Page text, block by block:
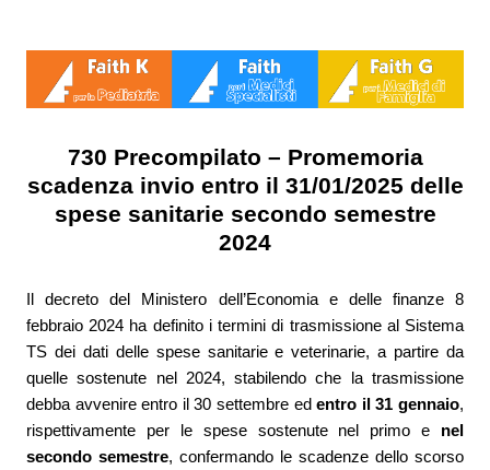
730 Precompilato – Promemoria
scadenza invio entro il 31/01/2025 delle
spese sanitarie secondo semestre
2024
Il decreto del Ministero dell’Economia e delle finanze 8
febbraio 2024 ha definito i termini di trasmissione al Sistema
TS dei dati delle spese sanitarie e veterinarie, a partire da
quelle sostenute nel 2024, stabilendo che la trasmissione
debba avvenire entro il 30 settembre edentro il 31 gennaio,
rispettivamente per le spese sostenute nel primo e nel
secondo semestre, confermando le scadenze dello scorso